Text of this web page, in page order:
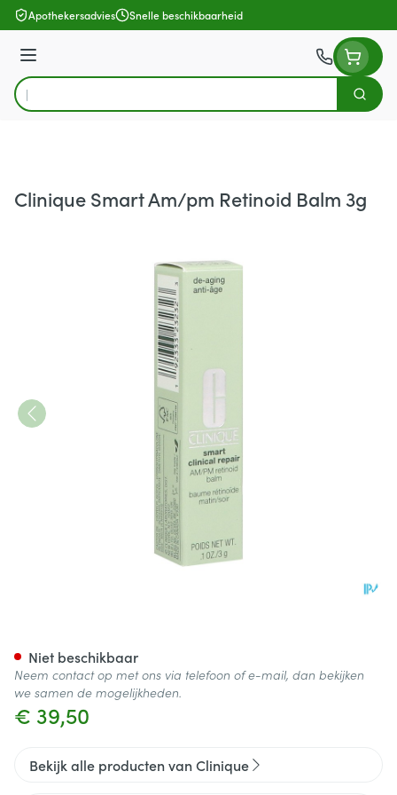
Ga naar de inhoud
Apothekersadvies Snelle beschikbaarheid
Menu
Product, merk, categorie...
Zoek
Clinique Smart Am/pm Retinoid Balm 3g
€ 39,50
Niet beschikbaar
Neem contact op met ons via telefoon of e-mail, dan bekijken
we samen de mogelijkheden.
Bekijk alle producten van Clinique